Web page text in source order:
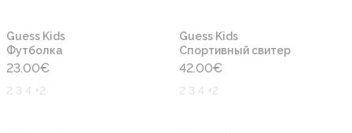
Guess Kids
Футболка
23.00€
2 3 4 +2
Guess Kids
Cпортивный свитер
42.00€
2 3 4 +2